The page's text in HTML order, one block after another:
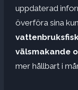
uppdaterad
överföra sina
välsmakande
mer hållbart i